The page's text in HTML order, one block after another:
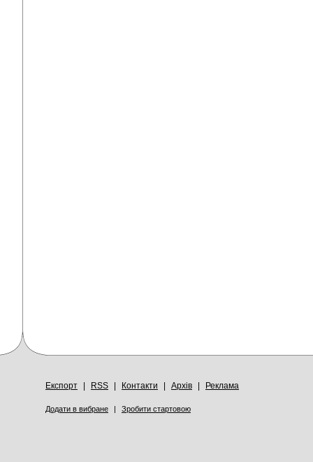
Експорт RSS Контакти Архів Реклама
Додати в вибране | Зробити стартовою